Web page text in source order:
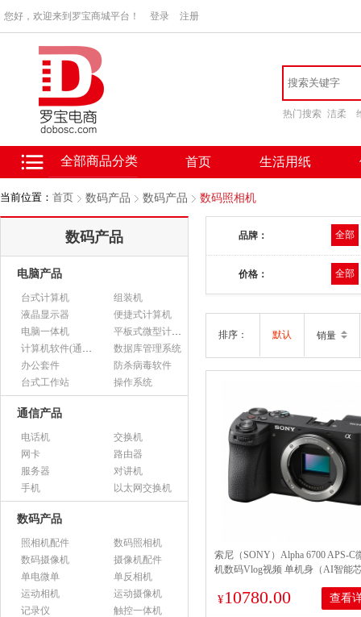
您好，欢迎来到罗宝商城平台！ 登录 注册
热门搜索 洁柔
全部商品分类 首页 生活用纸
当前位置： 首页 数码产品 数码产品 数码照相机
数码产品
电脑产品
台式计算机
组装机
液晶显示器
便捷式计算机
电脑一体机
平板式微型计算机
计算机软件(通用软件)
数据库管理系统
办公套件
防杀病毒软件
台式工作站
操作系统
通信产品
电话机
交换机
网卡
路由器
服务器
对讲机
手机
以太网交换机
数码产品
照相机配件
数码照相机
数码摄像机
摄像机配件
单电微单
单反相机
运动相机
运动摄像机
记录仪
触控一体机
品牌： 全部
价格： 全部
排序： 默认 销量
索尼（SONY）Alpha 6700 APS-C
机数码Vlog视频 单机身（AI智能
¥10780.00 查看